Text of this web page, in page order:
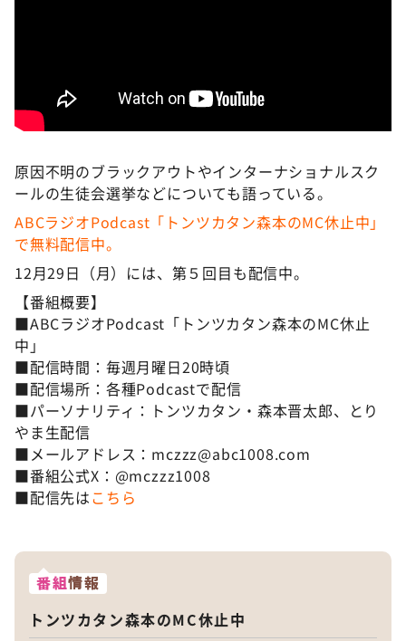
原因不明のブラックアウトやインターナショナルスク
ールの生徒会選挙などについても語っている。
ABCラジオPodcast「トンツカタン森本のMC休止中」
で無料配信中。
12月29日（月）には、第５回目も配信中。
【番組概要】
■ABCラジオPodcast「トンツカタン森本のMC休止
中」
■配信時間：毎週月曜日20時頃
■配信場所：各種Podcastで配信
■パーソナリティ：トンツカタン・森本晋太郎、とり
やま生配信
■メールアドレス：mczzz@abc1008.com
■番組公式X：@mczzz1008
■配信先はこちら
番組情報
トンツカタン森本のMC休止中